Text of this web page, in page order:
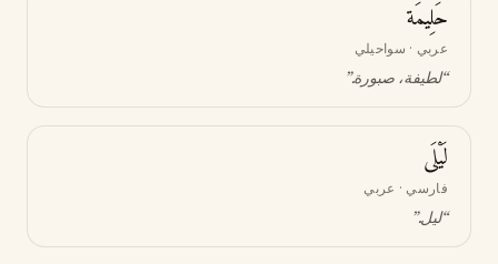
حَلِيمَة
عربي · سواحيلي
“لطيفة، صبورة.”
لَيْلَى
فارسي · عربي
“ليل.”